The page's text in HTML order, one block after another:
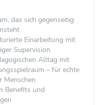
das sich gegenseitig
Einarbeitung mit
Supervision
Alltag mit
– für echte
Menschen
Benefits und